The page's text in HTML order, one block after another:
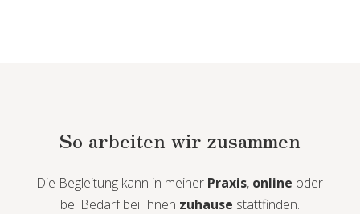
So arbeiten wir zusammen
Die Begleitung kann in meiner Praxis, online oder
bei Bedarf bei Ihnen zuhause stattfinden.